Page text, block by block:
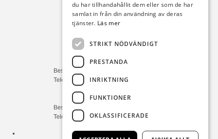
Öppettider:
Bilförsäljning
Lördag : 10:00-14:00
Servicerådgivare
Besökstid Måndag – Fredag : 07:00-16:00
Telefontid Måndag – Fredag : 07:00-16:00
Reservdelar/Verkstad
Besökstid Måndag – Fredag : 07:00-16:00
Telefontid Måndag – Fredag : 07:00-16:00
0411-297 70
du har tillhandahållit dem eller som de har
samlat in från din användning av deras
tjänster. Läs mer
STRIKT NÖDVÄNDIGT
PRESTANDA
INRIKTNING
FUNKTIONER
OKLASSIFICERADE